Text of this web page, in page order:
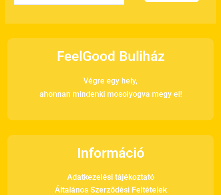
FeelGood Buliház
Végre egy hely,
ahonnan mindenki mosolyogva megy el!
Információ
Adatkezelési tájékoztató
Általános Szerződési Feltételek